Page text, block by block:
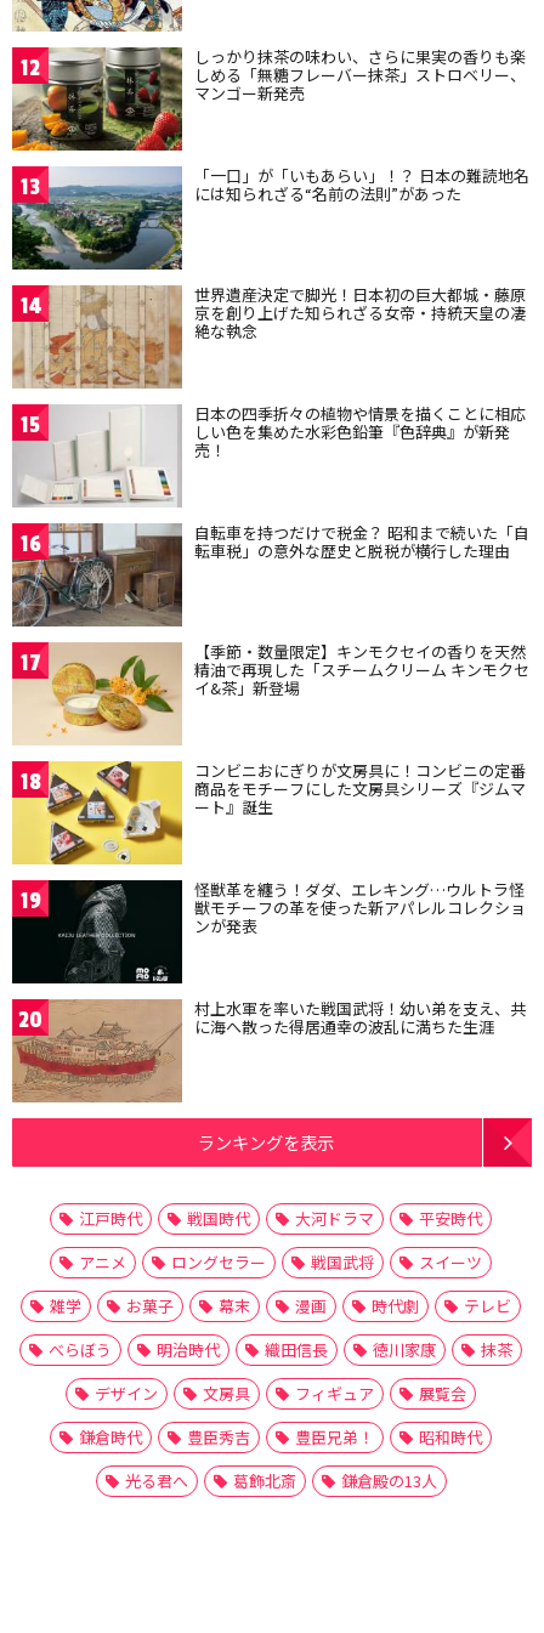
12 しっかり抹茶の味わい、さらに果実の香りも楽
しめる「無糖フレーバー抹茶」ストロベリー、
マンゴー新発売
13 「一口」が「いもあらい」！？ 日本の難読地名
には知られざる“名前の法則”があった
14 世界遺産決定で脚光！日本初の巨大都城・藤原
京を創り上げた知られざる女帝・持統天皇の凄
絶な執念
15 日本の四季折々の植物や情景を描くことに相応
しい色を集めた水彩色鉛筆『色辞典』が新発
売！
16 自転車を持つだけで税金？ 昭和まで続いた「自
転車税」の意外な歴史と脱税が横行した理由
17 【季節・数量限定】キンモクセイの香りを天然
精油で再現した「スチームクリーム キンモクセ
イ&茶」新登場
18 コンビニおにぎりが文房具に！コンビニの定番
商品をモチーフにした文房具シリーズ『ジムマ
ート』誕生
19 怪獣革を纏う！ダダ、エレキング…ウルトラ怪
獣モチーフの革を使った新アパレルコレクショ
ンが発表
20 村上水軍を率いた戦国武将！幼い弟を支え、共
に海へ散った得居通幸の波乱に満ちた生涯
ランキングを表示
江戸時代 戦国時代 大河ドラマ
平安時代
アニメ
ロングセラー 戦国武将
スイーツ
雑学
お菓子 幕末 漫画 時代劇
テレビ
べらぼう
明治時代 織田信長 徳川家康
抹茶
デザイン
文房具 フィギュア
展覧会
鎌倉時代
豊臣秀吉 豊臣兄弟！
昭和時代
光る君へ
葛飾北斎 鎌倉殿の13人